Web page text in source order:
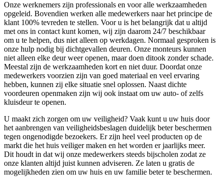
Onze werknemers zijn professionals en voor alle werkzaamheden
opgeleid. Bovendien werken alle medewerkers naar het principe de
klant 100% tevreden te stellen. Voor u is het belangrijk dat u altijd
met ons in contact kunt komen, wij zijn daarom 24/7 beschikbaar
om u te helpen, dus niet alleen op werkdagen. Normaal gesproken is
onze hulp nodig bij dichtgevallen deuren. Onze monteurs kunnen
niet alleen elke deur weer openen, maar doen ditook zonder schade.
Meestal zijn de werkzaamheden kort en niet duur. Doordat onze
medewerkers voorzien zijn van goed materiaal en veel ervaring
hebben, kunnen zij elke situatie snel oplossen. Naast dichte
voordeuren openmaken zijn wij ook instaat om uw auto- of zelfs
kluisdeur te openen.
U maakt zich zorgen om uw veiligheid? Vaak kunt u uw huis door
het aanbrengen van veiligheidsbeslagen duidelijk beter beschermen
tegen ongenodigde bezoekers. Er zijn heel veel producten op de
markt die het huis veiliger maken en het worden er jaarlijks meer.
Dit houdt in dat wij onze medewerkers steeds bijscholen zodat ze
onze klanten altijd juist kunnen adviseren. Ze laten u gratis de
mogelijkheden zien om uw huis en uw familie beter te beschermen.